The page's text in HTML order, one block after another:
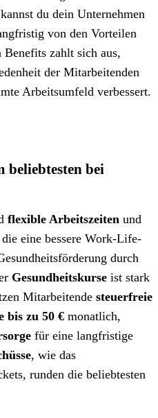
du dein Unternehmen
von den Vorteilen
zahlt sich aus,
der Mitarbeitenden
Arbeitsumfeld verbessert.
beliebtesten bei
flexible Arbeitszeiten und
eine bessere Work-Life-
durch
Gesundheitskurse ist stark
Mitarbeitende steuerfreie
bis zu 50 € monatlich,
für eine langfristige
, wie das
runden die beliebtesten